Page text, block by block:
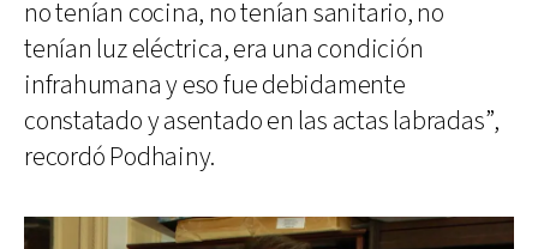
no tenían cocina, no tenían sanitario, no
tenían luz eléctrica, era una condición
infrahumana y eso fue debidamente
constatado y asentado en las actas labradas”,
recordó Podhainy.